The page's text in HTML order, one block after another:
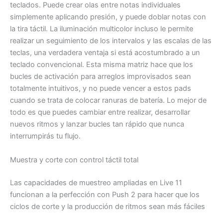
teclados. Puede crear olas entre notas individuales
simplemente aplicando presión, y puede doblar notas con
la tira táctil. La iluminación multicolor incluso le permite
realizar un seguimiento de los intervalos y las escalas de las
teclas, una verdadera ventaja si está acostumbrado a un
teclado convencional. Esta misma matriz hace que los
bucles de activación para arreglos improvisados ​​sean
totalmente intuitivos, y no puede vencer a estos pads
cuando se trata de colocar ranuras de batería. Lo mejor de
todo es que puedes cambiar entre realizar, desarrollar
nuevos ritmos y lanzar bucles tan rápido que nunca
interrumpirás tu flujo.
Muestra y corte con control táctil total
Las capacidades de muestreo ampliadas en Live 11
funcionan a la perfección con Push 2 para hacer que los
ciclos de corte y la producción de ritmos sean más fáciles